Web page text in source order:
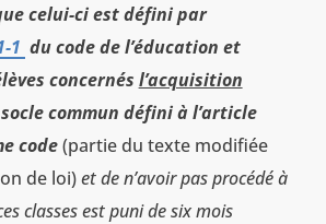
celui-ci est défini par
1 du code de l’éducation et
concernés l’acquisition
commun défini à l’article
code(partie du texte modifiée
de loi)et de n’avoir pas procédé à
classes est puni de six mois